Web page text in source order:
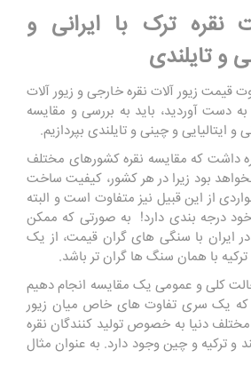
نقره ترک با ایرانی و
و تایلندی
زیور آلات نقره خارجی و زیور آلات
به دست آوردید، باید به بررسی و مقایسه
و ایتالیایی و چینی و تایلندی بپردازیم.
داشت که مقایسه نقره کشورهای مختلف
بود زیرا در هر کشور، کیفیت ساخت
از این قبیل نیز متفاوت است و البته
خود درجه بندی دارد! به صورتی که ممکن
در ایران با سنگی های گران قیمت، از یک
ترکیه با همان سنگ ها گران تر باشد.
حالت کلی و عمومی یک مقایسه انجام دهیم
که یک سری تفاوت های خاص میان زیور
دنیا به خصوص تولید کنندگان نقره
و ترکیه و چین وجود دارد. به عنوان مثال